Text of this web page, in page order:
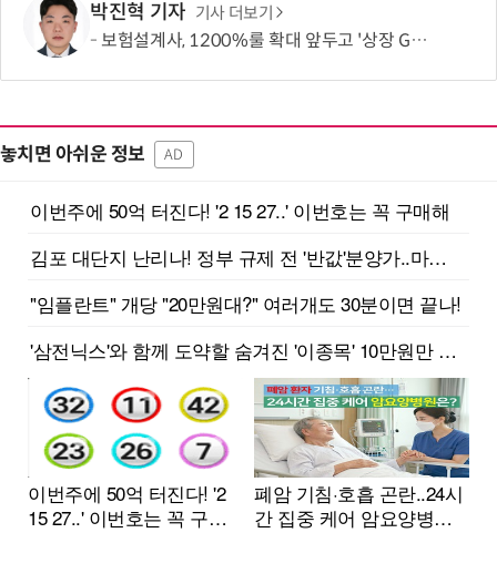
박진혁 기자 기사 더보기
보험설계사, 1200%룰 확대 앞두고 '상장 GA'로 쏠렸다…“신뢰도 메리트”
놓치면 아쉬운 정보 AD